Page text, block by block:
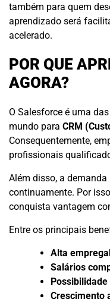
também para quem
aprendizado será
acelerado.
POR QUE
AGORA?
O Salesforce é uma
mundo para CRM
Consequentemente,
profissionais
Além disso, a
continuamente. Por
conquista vantagem
Entre os principais
Alta
Salários
Crescimento